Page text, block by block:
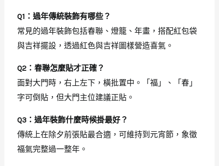
Q1：過年傳統裝飾有哪些？
常見的過年裝飾包括春聯、燈籠、年畫，搭配紅包袋
與吉祥擺設，透過紅色與吉祥圖樣營造喜氣。
Q2：春聯怎麼貼才正確？
面對大門時，右上左下，橫批置中。「福」、「春」
字可倒貼，但大門主位建議正貼。
Q3：過年裝飾什麼時候掛最好？
傳統上在除夕前張貼最合適，可維持到元宵節，象徵
福氣完整過一整年。